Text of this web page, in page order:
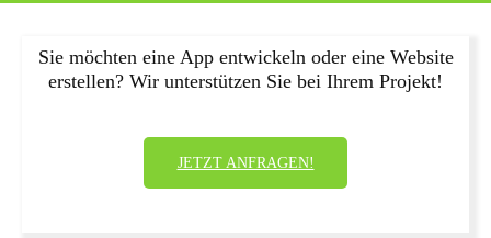
Sie möchten eine App entwickeln oder eine Website
erstellen? Wir unterstützen Sie bei Ihrem Projekt!
JETZT ANFRAGEN!